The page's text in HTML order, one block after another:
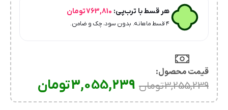
هر قسط با ترب‌پی: 763,810تومان
۴ قسط ماهانه. بدون سود، چک و ضامن.
قیمت محصول:​
3,255,239تومان 3,055,239تومان